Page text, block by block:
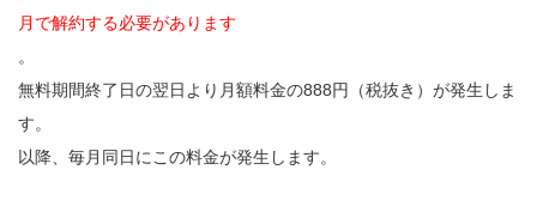
月で解約する必要があります
。
無料期間終了日の翌日より月額料金の888円（税抜き）が発生しま
す。
以降、毎月同日にこの料金が発生します。